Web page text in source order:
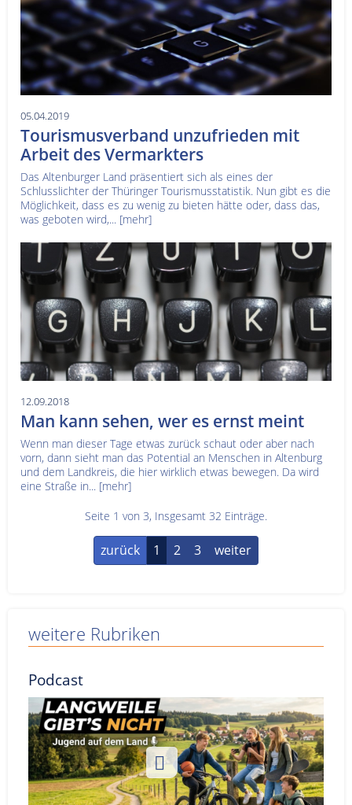
05.04.2019
Tourismusverband unzufrieden mit
Arbeit des Vermarkters
Das Altenburger Land präsentiert sich als eines der
Schlusslichter der Thüringer Tourismusstatistik. Nun gibt es die
Möglichkeit, dass es zu wenig zu bieten hätte oder, dass das,
was geboten wird,... [mehr]
12.09.2018
Man kann sehen, wer es ernst meint
Wenn man dieser Tage etwas zurück schaut oder aber nach
vorn, dann sieht man das Potential an Menschen in Altenburg
und dem Landkreis, die hier wirklich etwas bewegen. Da wird
eine Straße in... [mehr]
Seite 1 von 3, Insgesamt 32 Einträge.
zurück 1 2 3 weiter
weitere Rubriken
Podcast